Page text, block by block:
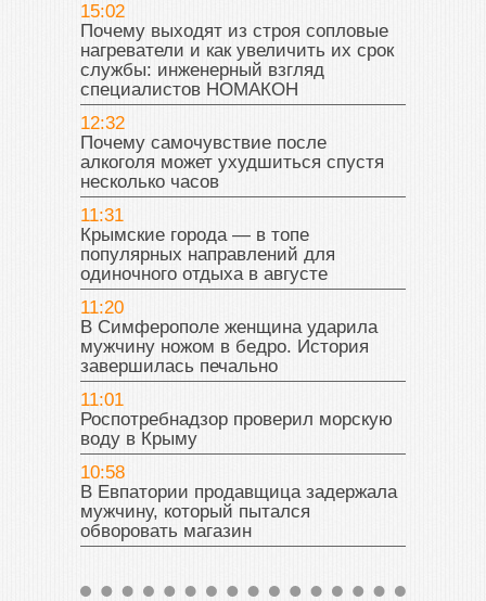
15:02
Почему выходят из строя сопловые
нагреватели и как увеличить их срок
службы: инженерный взгляд
специалистов НОМАКОН
12:32
Почему самочувствие после
алкоголя может ухудшиться спустя
несколько часов
11:31
Крымские города — в топе
популярных направлений для
одиночного отдыха в августе
11:20
В Симферополе женщина ударила
мужчину ножом в бедро. История
завершилась печально
11:01
Роспотребнадзор проверил морскую
воду в Крыму
10:58
В Евпатории продавщица задержала
мужчину, который пытался
обворовать магазин